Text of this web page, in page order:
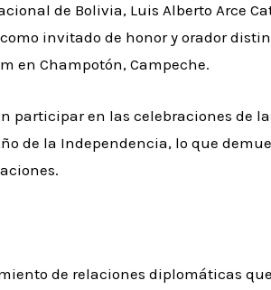
de Bolivia, Luis Alberto Arce
invitado de honor y orador
en Champotón, Campeche.
participar en las celebraciones de
de la Independencia, lo que
de relaciones diplomáticas